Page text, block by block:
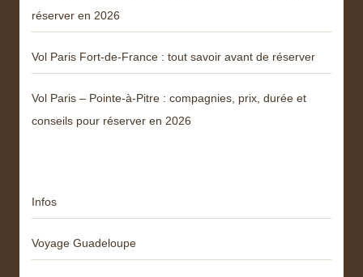
réserver en 2026
Vol Paris Fort-de-France : tout savoir avant de réserver
Vol Paris – Pointe-à-Pitre : compagnies, prix, durée et
conseils pour réserver en 2026
Infos
Voyage Guadeloupe